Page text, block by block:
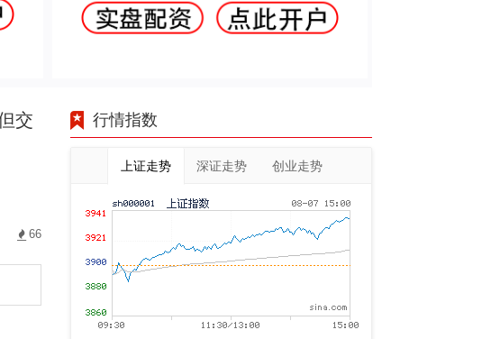
交
66
行情指数
上证走势 深证走势 创业走势